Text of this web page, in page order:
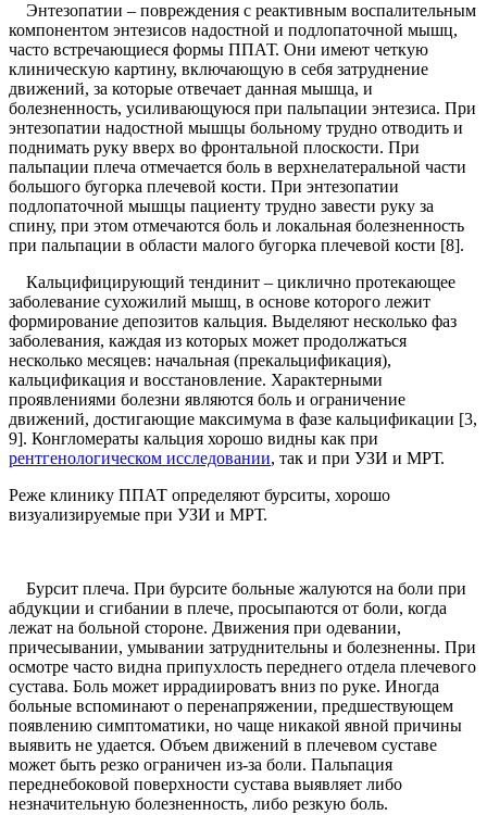
Энтезопатии – повреждения с реактивным воспалительным
компонентом энтезисов надостной и подлопаточной мышц,
часто встречающиеся формы ППАТ. Они имеют четкую
клиническую картину, включающую в себя затруднение
движений, за которые отвечает данная мышца, и
болезненность, усиливающуюся при пальпации энтезиса. При
энтезопатии надостной мышцы больному трудно отводить и
поднимать руку вверх во фронтальной плоскости. При
пальпации плеча отмечается боль в верхнелатеральной части
большого бугорка плечевой кости. При энтезопатии
подлопаточной мышцы пациенту трудно завести руку за
спину, при этом отмечаются боль и локальная болезненность
при пальпации в области малого бугорка плечевой кости [8].
Кальцифицирующий тендинит – циклично протекающее
заболевание сухожилий мышц, в основе которого лежит
формирование депозитов кальция. Выделяют несколько фаз
заболевания, каждая из которых может продолжаться
несколько месяцев: начальная (прекальцификация),
кальцификация и восстановление. Характерными
проявлениями болезни являются боль и ограничение
движений, достигающие максимума в фазе кальцификации [3,
9]. Конгломераты кальция хорошо видны как при
рентгенологическом исследовании, так и при УЗИ и МРТ.
Реже клинику ППАТ определяют бурситы, хорошо
визуализируемые при УЗИ и МРТ.
Бурсит плеча. При бурсите больные жалуются на боли при
абдукции и сгибании в плече, просыпаются от боли, когда
лежат на больной стороне. Движения при одевании,
причесывании, умывании затруднительны и болезненны. При
осмотре часто видна припухлость переднего отдела плечевого
сустава. Боль может иррадиироватъ вниз по руке. Иногда
больные вспоминают о перенапряжении, предшествующем
появлению симптоматики, но чаще никакой явной причины
выявить не удается. Объем движений в плечевом суставе
может быть резко ограничен из-за боли. Пальпация
переднебоковой поверхности сустава выявляет либо
незначительную болезненность, либо резкую боль.